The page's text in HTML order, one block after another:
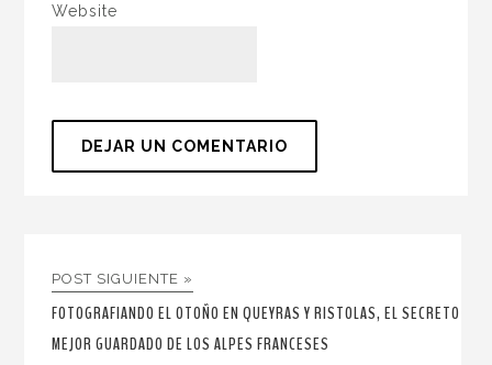
Website
POST SIGUIENTE »
FOTOGRAFIANDO EL OTOÑO EN QUEYRAS Y RISTOLAS, EL SECRETO
MEJOR GUARDADO DE LOS ALPES FRANCESES